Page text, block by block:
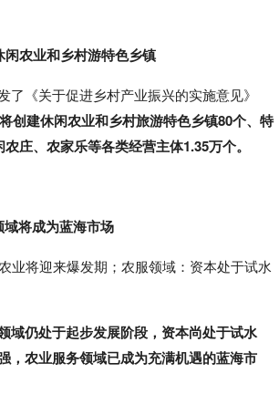
农业和乡村游特色乡镇
了《关于促进乡村产业振兴的实施意见》
创建休闲农业和乡村旅游特色乡镇80个、特
庄、农家乐等各类经营主体1.35万个。
将成为蓝海市场
域仍处于起步发展阶段，资本尚处于试水
，农业服务领域已成为充满机遇的蓝海市